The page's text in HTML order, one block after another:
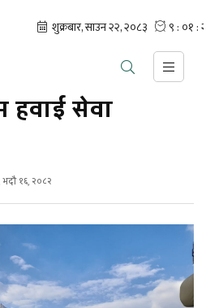
हवाई सेवा
भदौ १६, २०८२